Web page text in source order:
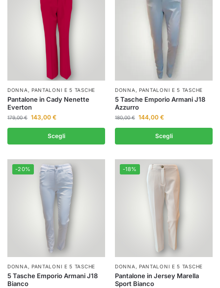
DONNA , PANTALONI E 5 TASCHE
Pantalone in Cady Nenette
Everton
179,00€ 143,00 €
Scegli
DONNA , PANTALONI E 5 TASCHE
5 Tasche Emporio Armani J18
Azzurro
180,00€ 144,00 €
Scegli
-20%
DONNA , PANTALONI E 5 TASCHE
5 Tasche Emporio Armani J18
Bianco
-18%
DONNA , PANTALONI E 5 TASCHE
Pantalone in Jersey Marella
Sport Bianco